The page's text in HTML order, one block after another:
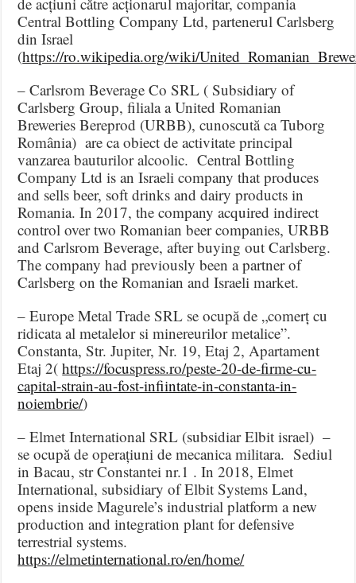
Central Bottling Company Ltd, partenerul Carlsberg
din Israel
(https://ro.wikipedia.org/wiki/
– Carlsrom Beverage Co SRL ( Subsidiary of
Carlsberg Group, filiala a United Romanian
Breweries Bereprod (URBB), cunoscută ca Tuborg
România) are ca obiect de activitate principal
vanzarea bauturilor alcoolic. Central Bottling
Company Ltd is an Israeli company that produces
and sells beer, soft drinks and dairy products in
Romania. In 2017, the company acquired indirect
control over two Romanian beer companies, URBB
and Carlsrom Beverage, after buying out Carlsberg.
The company had previously been a partner of
Carlsberg on the Romanian and Israeli market.
– Europe Metal Trade SRL se ocupă de „comerț cu
ridicata al metalelor si minereurilor metalice”.
Constanta, Str. Jupiter, Nr. 19, Etaj 2, Apartament
Etaj 2(https://focuspress.ro/peste-20-de-firme-cu-
capital-strain-au-fost-infiintate-in-constanta-in-
noiembrie/)
– Elmet International SRL (subsidiar Elbit israel) –
se ocupă de operațiuni de mecanica militara. Sediul
in Bacau, str Constantei nr.1 . In 2018, Elmet
International, subsidiary of Elbit Systems Land,
opens inside Magurele’s industrial platform a new
production and integration plant for defensive
terrestrial systems.
https://elmetinternational.ro/en/home/